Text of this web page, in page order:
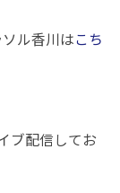
ル香川はこち
ブ配信してお